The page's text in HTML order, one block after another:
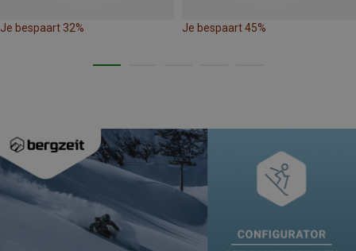
Je bespaart 32% Je bespaart 45%